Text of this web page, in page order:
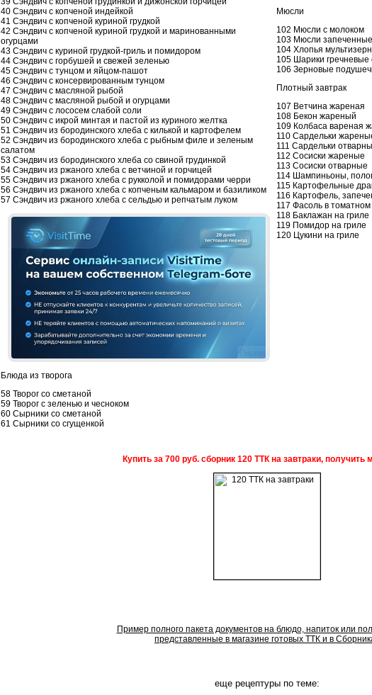
40 Сэндвич с копченой индейкой
41 Сэндвич с копченой куриной грудкой
42 Сэндвич с копченой куриной грудкой и маринованными
огурцами
43 Сэндвич с куриной грудкой-гриль и помидором
44 Сэндвич с горбушей и свежей зеленью
45 Сэндвич с тунцом и яйцом-пашот
46 Сэндвич с консервированным тунцом
47 Сэндвич с масляной рыбой
48 Сэндвич с масляной рыбой и огурцами
49 Сэндвич с лососем слабой соли
50 Сэндвич с икрой минтая и пастой из куриного желтка
51 Сэндвич из бородинского хлеба с килькой и картофелем
52 Сэндвич из бородинского хлеба с рыбным филе и зеленым
салатом
53 Сэндвич из бородинского хлеба со свиной грудинкой
54 Сэндвич из ржаного хлеба с ветчиной и горчицей
55 Сэндвич из ржаного хлеба с рукколой и помидорами черри
56 Сэндвич из ржаного хлеба с копченым кальмаром и базиликом
57 Сэндвич из ржаного хлеба с сельдью и репчатым луком
Блюда из творога
58 Творог со сметаной
59 Творог с зеленью и чесноком
60 Сырники со сметаной
61 Сырники со сгущенкой
Мюсли
102 Мюсли с молоком
103 Мюсли
104 Хлопья
105 Шарики гречневые
106 Зерновые
Плотный завтрак
107 Ветчина жареная
108 Бекон жареный
109 Колбаса вареная
110 Сардельки
111 Сардельки
112 Сосиски жареные
113 Сосиски отварные
114 Шампиньоны,
115 Картофельные
116 Картофель,
117 Фасоль в томатном
118 Баклажан на гриле
119 Помидор на гриле
120 Цукини на гриле
Купить за 700 руб. сборник 120 ТТК на завтраки, получить
Пример полного пакета документов на блюдо, напиток или
представленные в магазине готовых ТТК и в
еще рецептуры по теме: